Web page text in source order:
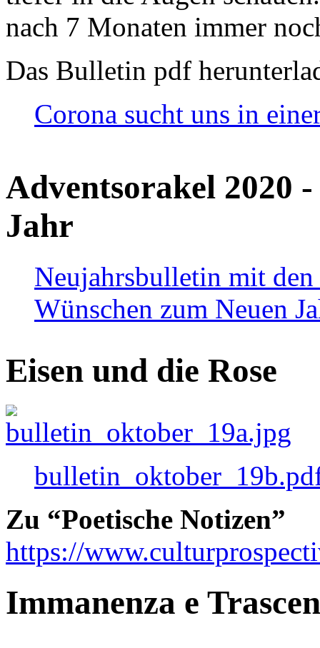
nach 7 Monaten immer
Das Bulletin pdf
Corona sucht uns in
Adventsorakel 2020
Jahr
Neujahrsbulletin mit den
Wünschen zum Neuen
Eisen und die Rose
Zu “Poetische Notizen”
https://
Immanenza e